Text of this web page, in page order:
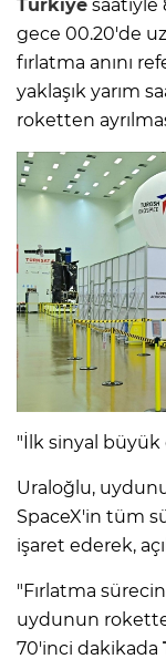
Türkiye saatiyle
gece 00.20'de
fırlatma anını
yaklaşık yarım
roketten
"İlk sinyal büyük
Uraloğlu,
SpaceX'in tüm
işaret ederek,
"Fırlatma
uydunun
70'inci dakikada